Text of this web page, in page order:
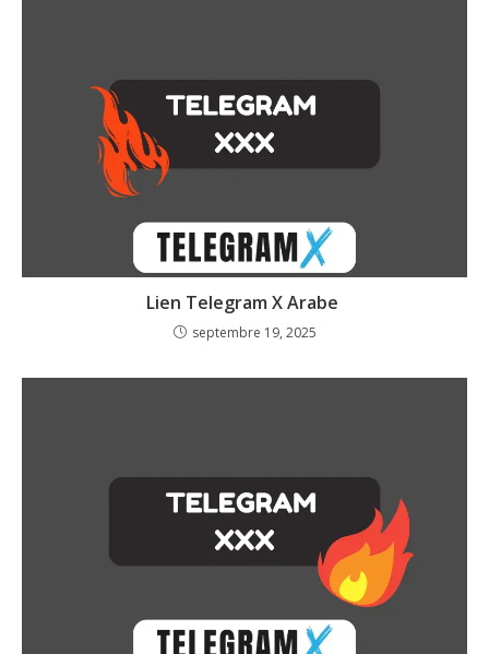
Lien Telegram X Arabe
septembre 19, 2025